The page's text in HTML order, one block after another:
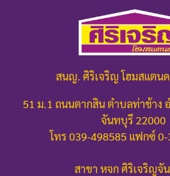
สนญ. ศิริเจริญ โฮมสแตน
51 ม.1 ถนนตากสิน ตำบลท่าช้าง
จันทบุรี 22000
โทร 039-498585 แฟกซ์
สาขา หจก ศิริเจริญจั